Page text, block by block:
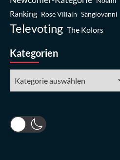
Ranking Rose Villain Sangiovanni
Televoting The Kolors
Kategorien